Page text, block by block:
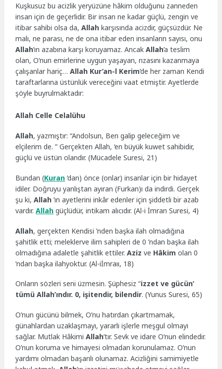
Kuşkusuz bu acizlik yeryüzüne hâkim olduğunu zanneden
insan için de geçerlidir. Bir insan ne kadar güçlü, zengin ve
itibar sahibi olsa da,Allah karşısında acizdir, güçsüzdür. Ne
malı, ne parası, ne de ona itibar eden insanların sayısı, onu
Allah’ın azabına karşı koruyamaz. AncakAllah’a teslim
olan, O’nun emirlerine uygun yaşayan, rızasını kazanmaya
çalışanlar hariç…Allah Kur’an-l Kerim’de her zaman Kendi
taraftarlarına üstünlük vereceğini vaat etmiştir. Ayetlerde
şöyle buyrulmaktadır:
Allah Celle Celalühu
Allah, yazmıştır: “Andolsun, Ben galip geleceğim ve
elçilerim de. ” Gerçekten Allah, ‘en büyük kuwet sahibidir,
güçlü ve üstün olandır. (Mücadele Suresi, 21)
Bundan (Kuran ’dan) önce (onlar) insanlar için bir hidayet
idiler. Doğruyu yanlıştan ayıran (Furkan)ı da indirdi. Gerçek
şu ki,Allah ’ın ayetlerini inkâr edenler için şiddetli bir azab
vardır.Allah güçlüdür, intikam alıcıdır. (Al-i İmran Suresi, 4)
Allah, gerçekten Kendisi ’nden başka ilah olmadığına
şahitlik etti; meleklerve ilim sahipleri de 0 ’ndan başka ilah
olmadığına adaletle şahitlik ettiler.Aziz ve Hâkim olan 0
’ndan başka ilahyoktur. (Al-iİmraıı, 18)
Onların sözleri seni üzmesin. Şüphesiz “izzet ve gücün’
tümü Allah’ındır. 0, işitendir, bilendir. (Yunus Suresi, 65)
O’nun gücünü bilmek, O’nu hatırdan çıkartmamak,
günahlardan uzaklaşmayı, yararlı işlerle meşgul olmayı
sağlar. Mutlak HâkimiAllah’tır. Sevk ve idare O’nun elindedir.
O’nun koruma ve himayesi olmadan korunulamaz. O’nun
yardımı olmadan başarılı olunamaz. Acizliğini samimiyetle